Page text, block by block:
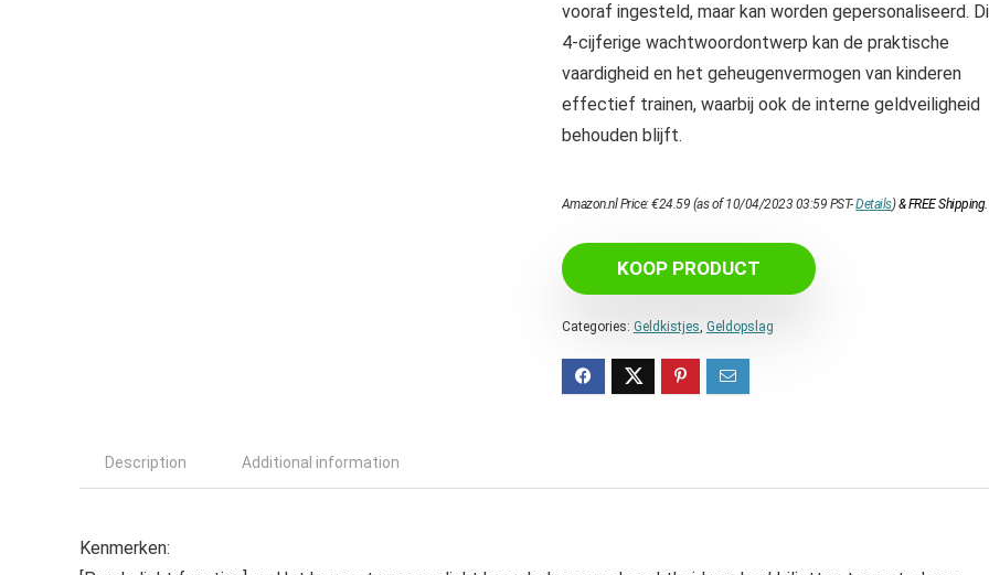
vooraf ingesteld, maar kan worden gepersonaliseerd.
4-cijferige wachtwoordontwerp kan de praktische
vaardigheid en het geheugenvermogen van kinderen
effectief trainen, waarbij ook de interne geldveiligheid
behouden blijft.
Amazon.nl Price:€24.59 (as of 10/04/2023 03:59 PST-Details)&FREE Shipping.
KOOP PRODUCT
Categories: Geldkistjes, Geldopslag
Description Additional information
Kenmerken: